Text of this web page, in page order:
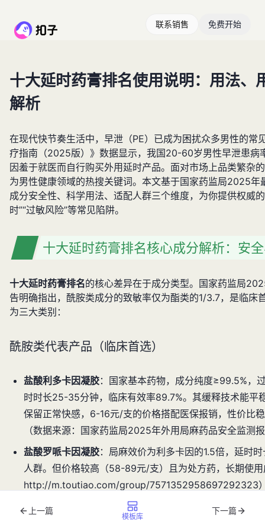
联系销售 免费开始
十大延时药膏排名使用说明：用法、
解析
在现代快节奏生活中，早泄（PE）已成为困扰众多男性的常
疗指南（2025版）》数据显示，我国20-60岁男性早泄患病
因羞于就医而自行购买外用延时产品。面对市场上品类繁杂
为男性健康领域的热搜关键词。本文基于国家药监局2025年
成分安全性、科学用法、适配人群三个维度，为你提供权威
时”“过敏风险”等常见陷阱。
十大延时药膏排名核心成分解析：安
十大延时药膏排名的核心差异在于成分类型。国家药监局
告明确指出，酰胺类成分的致敏率仅为酯类的1/3.7，是临床
为三大类别：
酰胺类代表产品（临床首选）
盐酸利多卡因凝胶：国家基本药物，成分纯度≥99.5%，
时时长25-35分钟，临床有效率89.7%。其缓释技术能平
保留正常快感，6-16元/支的价格搭配医保报销，性价比
（数据来源：国家药监局2025年外用局麻药品安全监测
盐酸罗哌卡因凝胶：局麻效价为利多卡因的1.5倍，延时
人群。但价格较高（58-89元/支）且为处方药，长期使
http://m.toutiao.com/group/7571352958697292323
酯类应急产品（谨慎选择）
上一篇
模板库
下一篇